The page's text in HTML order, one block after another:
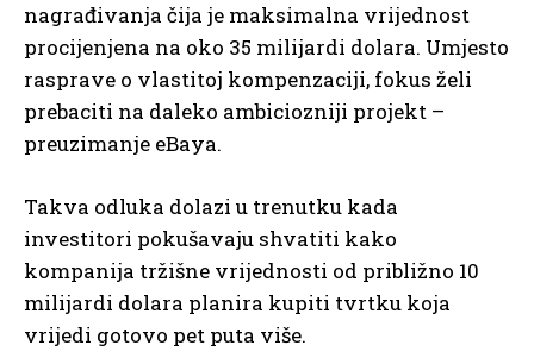
nagrađivanja čija je maksimalna vrijednost
procijenjena na oko 35 milijardi dolara. Umjesto
rasprave o vlastitoj kompenzaciji, fokus želi
prebaciti na daleko ambiciozniji projekt –
preuzimanje eBaya.
Takva odluka dolazi u trenutku kada
investitori pokušavaju shvatiti kako
kompanija tržišne vrijednosti od približno 10
milijardi dolara planira kupiti tvrtku koja
vrijedi gotovo pet puta više.